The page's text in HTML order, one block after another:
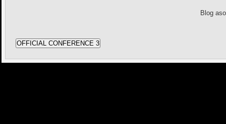
Blog
OFFICIAL CONFERENCE 3